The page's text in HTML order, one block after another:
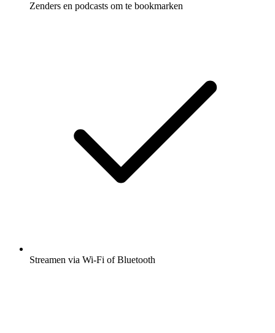
Zenders en podcasts om te bookmarken
Streamen via Wi-Fi of Bluetooth